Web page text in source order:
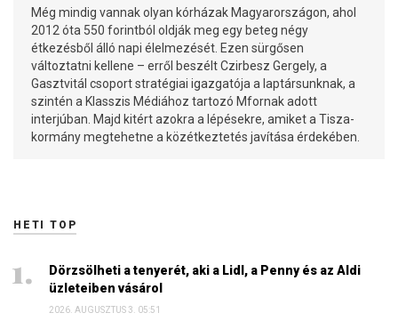
Még mindig vannak olyan kórházak Magyarországon, ahol
2012 óta 550 forintból oldják meg egy beteg négy
étkezésből álló napi élelmezését. Ezen sürgősen
változtatni kellene – erről beszélt Czirbesz Gergely, a
Gasztvitál csoport stratégiai igazgatója a laptársunknak, a
szintén a Klasszis Médiához tartozó Mfornak adott
interjúban. Majd kitért azokra a lépésekre, amiket a Tisza-
kormány megtehetne a közétkeztetés javítása érdekében.
HETI TOP
Dörzsölheti a tenyerét, aki a Lidl, a Penny és az Aldi
üzleteiben vásárol
2026. AUGUSZTUS 3. 05:51